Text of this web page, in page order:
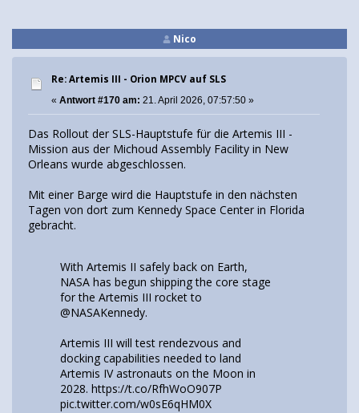
Nico
Re: Artemis III - Orion MPCV auf SLS
« Antwort #170 am: 21. April 2026, 07:57:50 »
Das Rollout der SLS-Hauptstufe für die Artemis III -
Mission aus der Michoud Assembly Facility in New
Orleans wurde abgeschlossen.
Mit einer Barge wird die Hauptstufe in den nächsten
Tagen von dort zum Kennedy Space Center in Florida
gebracht.
With Artemis II safely back on Earth,
NASA has begun shipping the core stage
for the Artemis III rocket to
@NASAKennedy.
Artemis III will test rendezvous and
docking capabilities needed to land
Artemis IV astronauts on the Moon in
2028. https://t.co/RfhWoO907P
pic.twitter.com/w0sE6qHM0X